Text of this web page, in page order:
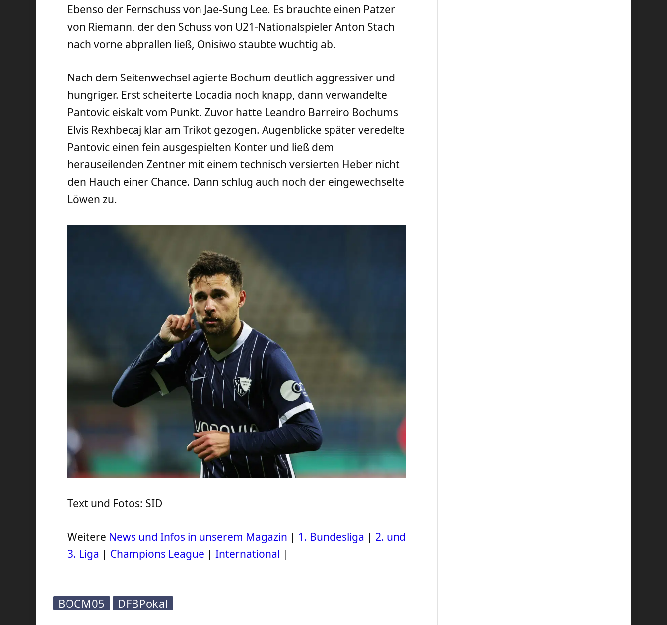
Ebenso der Fernschuss von Jae-Sung Lee. Es brauchte einen Patzer
von Riemann, der den Schuss von U21-Nationalspieler Anton Stach
nach vorne abprallen ließ, Onisiwo staubte wuchtig ab.
Nach dem Seitenwechsel agierte Bochum deutlich aggressiver und
hungriger. Erst scheiterte Locadia noch knapp, dann verwandelte
Pantovic eiskalt vom Punkt. Zuvor hatte Leandro Barreiro Bochums
Elvis Rexhbecaj klar am Trikot gezogen. Augenblicke später veredelte
Pantovic einen fein ausgespielten Konter und ließ dem
herauseilenden Zentner mit einem technisch versierten Heber nicht
den Hauch einer Chance. Dann schlug auch noch der eingewechselte
Löwen zu.
Text und Fotos: SID
Weitere News und Infos in unserem Magazin | 1. Bundesliga | 2. und
3. Liga | Champions League |International |
BOCM05 DFBPokal